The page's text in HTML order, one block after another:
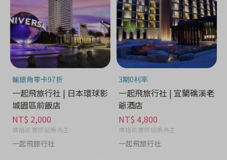
輸銀角零卡97折
一起飛旅行社 | 日本環球影
城園區前飯店
NT$ 2,000
價格依實際結帳為主
一起飛旅行社
3期0利率
一起飛旅行社 | 宜蘭礁溪老
爺酒店
NT$ 4,800
價格依實際結帳為主
一起飛旅行社